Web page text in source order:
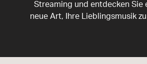
Streaming und entdecken Sie
neue Art, Ihre Lieblingsmusik